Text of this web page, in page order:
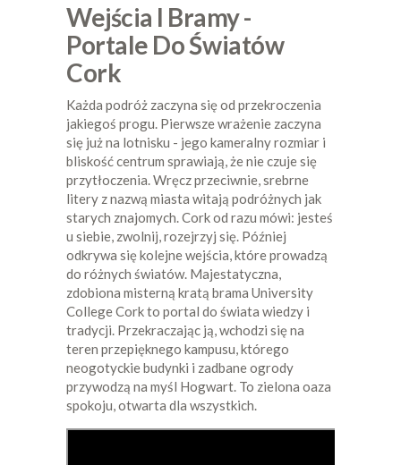
Wejścia I Bramy -
Portale Do Światów
Cork
Każda podróż zaczyna się od przekroczenia
jakiegoś progu. Pierwsze wrażenie zaczyna
się już na lotnisku - jego kameralny rozmiar i
bliskość centrum sprawiają, że nie czuje się
przytłoczenia. Wręcz przeciwnie, srebrne
litery z nazwą miasta witają podróżnych jak
starych znajomych. Cork od razu mówi: jesteś
u siebie, zwolnij, rozejrzyj się. Później
odkrywa się kolejne wejścia, które prowadzą
do różnych światów. Majestatyczna,
zdobiona misterną kratą brama University
College Cork to portal do świata wiedzy i
tradycji. Przekraczając ją, wchodzi się na
teren przepięknego kampusu, którego
neogotyckie budynki i zadbane ogrody
przywodzą na myśl Hogwart. To zielona oaza
spokoju, otwarta dla wszystkich.